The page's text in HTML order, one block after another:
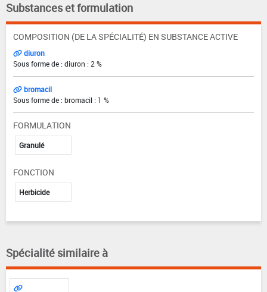
Substances et formulation
COMPOSITION (DE LA SPÉCIALITÉ) EN SUBSTANCE ACTIVE
diuron
Sous forme de : diuron : 2 %
bromacil
Sous forme de : bromacil : 1 %
FORMULATION
Granulé
FONCTION
Herbicide
Spécialité similaire à